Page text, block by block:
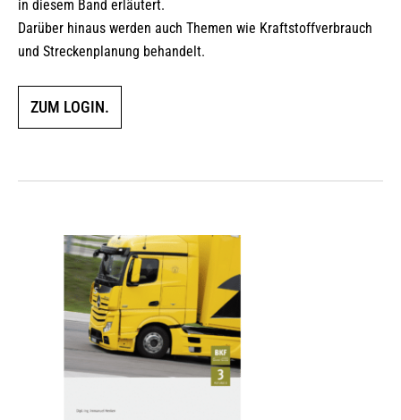
in diesem Band erläutert.
Darüber hinaus werden auch Themen wie Kraftstoffverbrauch
und Streckenplanung behandelt.
ZUM LOGIN.